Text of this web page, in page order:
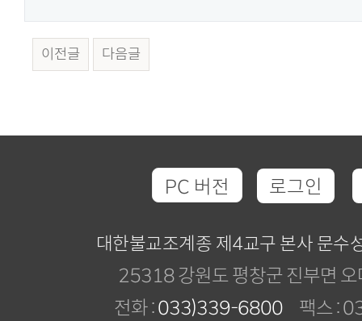
이전글 다음글
PC 버전 로그인
대한불교조계종 제4교구 본사 문수
25318 강원도 평창군 진부면
전화 :033)339-6800 팩스 :